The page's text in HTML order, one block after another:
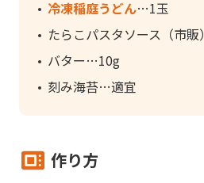
冷凍稲庭うどん
1玉
たらこパスタソース（市販）
バター
10g
刻み海苔
適宜
作り方